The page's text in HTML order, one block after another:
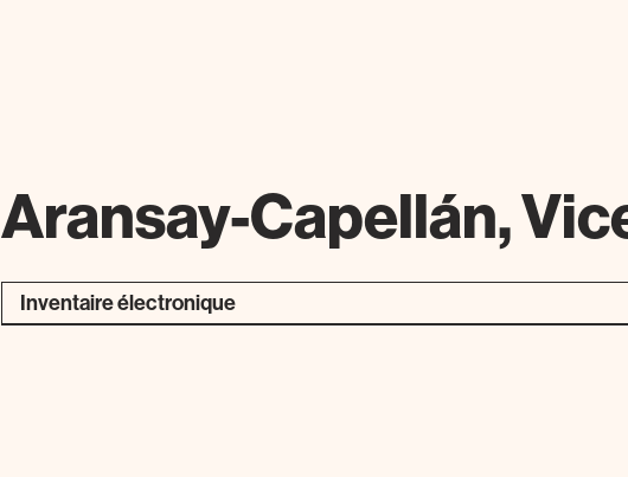
Aransay-Capellán,
Inventaire électronique